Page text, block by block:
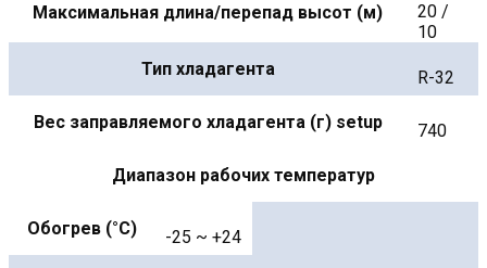
Максимальная длина/перепад высот (м)
20 /
10
Тип хладагента
R-32
Вес заправляемого хладагента (г) setup 740
Диапазон рабочих температур
Обогрев (°С) -25 ~ +24